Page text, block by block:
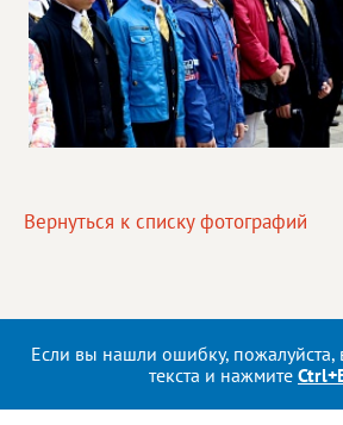
Вернуться к списку фотографий
Если вы нашли ошибку, пожалуйста,
текста и нажмите